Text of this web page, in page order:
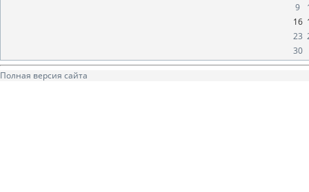
9
16
23
30
Полная версия сайта